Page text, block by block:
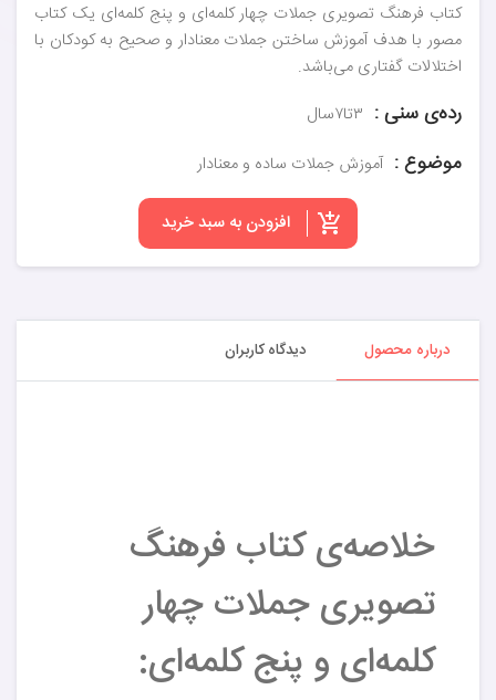
کتاب فرهنگ تصویری جملات چهار کلمه‌ای و پنج کلمه‌ای یک کتاب
مصور با هدف آموزش ساختن جملات معنادار و صحیح به کودکان با
اختلالات گفتاری می‌باشد.
رده‌ی سنی : ۳تا۷سال
موضوع : آموزش جملات ساده و معنادار
افزودن به سبد خرید
درباره محصول دیدگاه کاربران
خلاصه‌ی کتاب فرهنگ
تصویری جملات چهار
کلمه‌ای و پنج کلمه‌ای: